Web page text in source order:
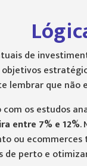
de
lembrar que não
com os estudos
entre 7% e 12%.
ou
de perto e